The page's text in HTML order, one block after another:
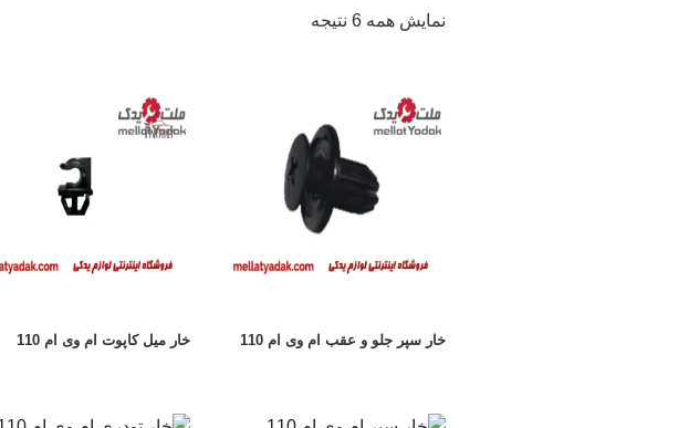
نمایش همه 6 نتیجه
خار سپر جلو و عقب ام وی ام 110 خار میل کاپوت ام وی ام 110